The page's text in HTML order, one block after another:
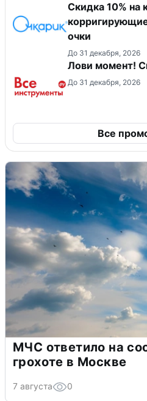
Скидка 10% на
очки
До 31 декабря, 2026
Лови момент!
До 31 декабря, 2026
Все
МЧС ответило на
грохоте в Москве
7 августа 0